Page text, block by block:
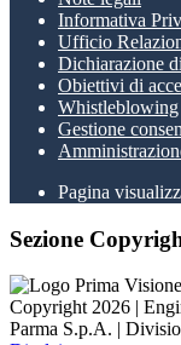
Informativa
Ufficio
Dichiarazione
Obiettivi di
Whistleblowing
Gestione
Pagina
Sezione
Copyright 2026 |
Parma S.p.A. |